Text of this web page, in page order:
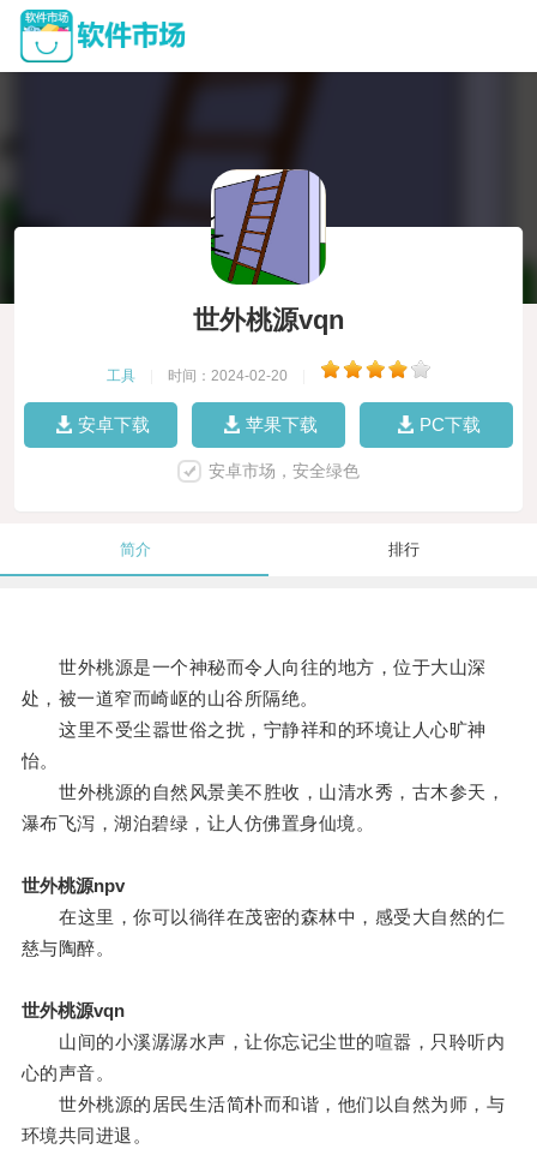
世外桃源vqn
工具 时间：2024-02-20
安卓下载 苹果下载 PC下载
安卓市场，安全绿色
简介 排行
世外桃源是一个神秘而令人向往的地方，位于大山深
处，被一道窄而崎岖的山谷所隔绝。
这里不受尘嚣世俗之扰，宁静祥和的环境让人心旷神
怡。
世外桃源的自然风景美不胜收，山清水秀，古木参天，
瀑布飞泻，湖泊碧绿，让人仿佛置身仙境。
世外桃源npv
在这里，你可以徜徉在茂密的森林中，感受大自然的仁
慈与陶醉。
世外桃源vqn
山间的小溪潺潺水声，让你忘记尘世的喧嚣，只聆听内
心的声音。
世外桃源的居民生活简朴而和谐，他们以自然为师，与
环境共同进退。